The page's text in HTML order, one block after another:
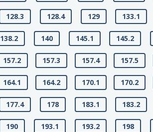
128.3 128.4 129 133.1
138.2 140 145.1 145.2
157.2 157.3 157.4 157.5
164.1 164.2 170.1 170.2
177.4 178 183.1 183.2
190 193.1 193.2 198